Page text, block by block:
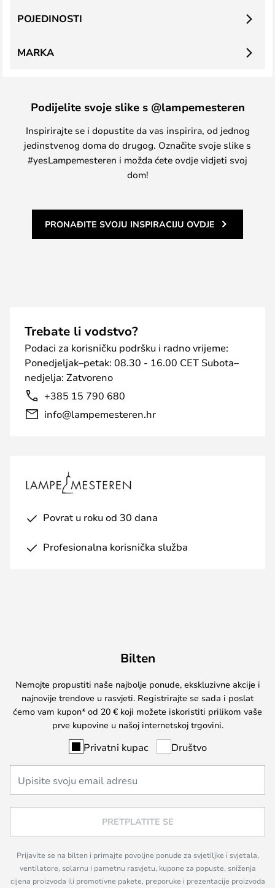
POJEDINOSTI
MARKA
Podijelite svoje slike s @lampemesteren
Inspirirajte se i dopustite da vas inspirira, od jednog
jedinstvenog doma do drugog. Označite svoje slike s
#yesLampemesteren i možda ćete ovdje vidjeti svoj
dom!
PRONAĐITE SVOJU INSPIRACIJU OVDJE
Trebate li vodstvo?
Podaci za korisničku podršku i radno vrijeme:
Ponedjeljak–petak: 08.30 - 16.00 CET Subota–
nedjelja: Zatvoreno
+385 15 790 680
info@lampemesteren.hr
Povrat u roku od 30 dana
Profesionalna korisnička služba
Bilten
Nemojte propustiti naše najbolje ponude, ekskluzivne akcije i
najnovije trendove u rasvjeti. Registrirajte se sada i poslat
ćemo vam kupon* od 20 € koji možete iskoristiti prilikom vaše
prve kupovine u našoj internetskoj trgovini.
Privatni kupac Društvo
PRETPLATITE SE
Prijavite se na bilten i primajte povoljne ponude za svjetiljke i svjetala,
ventilatore, solarnu i pametnu rasvjetu, kupone za popuste, sniženja
cijena proizvoda ili promotivne pakete, preporuke i prezentacije proizvoda